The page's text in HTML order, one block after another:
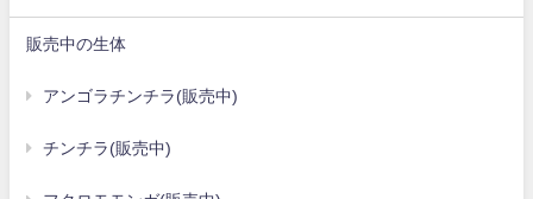
販売中の生体
アンゴラチンチラ(販売中)
チンチラ(販売中)